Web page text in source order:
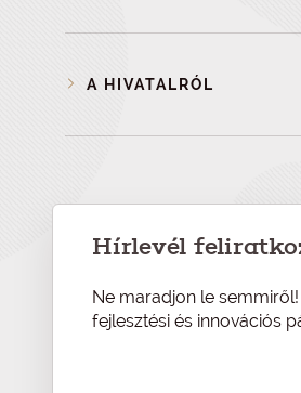
A HIVATALRÓL
Hírlevél
Ne maradjon le
fejlesztési és innovációs